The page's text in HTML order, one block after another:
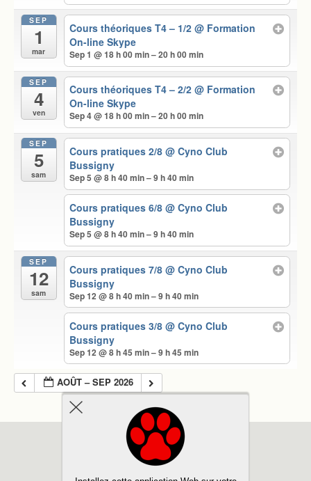
SEP
1
mar
Cours théoriques T4 – 1/2@ Formation
On-line Skype
Sep 1 @ 18 h 00 min – 20 h 00 min
SEP
4
ven
Cours théoriques T4 – 2/2@ Formation
On-line Skype
Sep 4 @ 18 h 00 min – 20 h 00 min
SEP
5
sam
Cours pratiques 2/8@ Cyno Club
Bussigny
Sep 5 @ 8 h 40 min – 9 h 40 min
Cours pratiques 6/8@ Cyno Club
Bussigny
Sep 5 @ 8 h 40 min – 9 h 40 min
SEP
12
sam
Cours pratiques 7/8@ Cyno Club
Bussigny
Sep 12 @ 8 h 40 min – 9 h 40 min
Cours pratiques 3/8@ Cyno Club
Bussigny
Sep 12 @ 8 h 45 min – 9 h 45 min
AOÛT – SEP 2026
Retour au début
MOBILE BUREAU